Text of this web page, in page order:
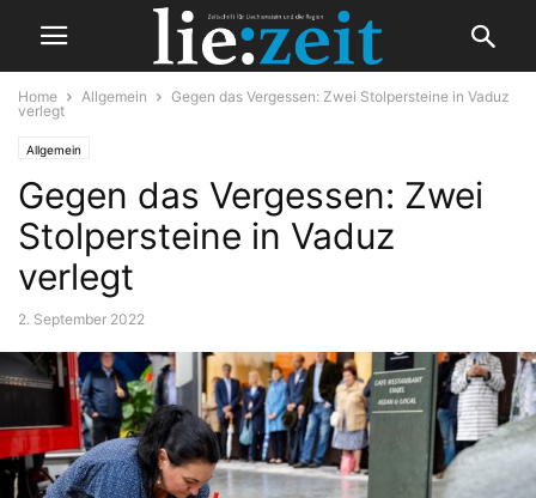
Home Allgemein
Gegen das Vergessen: Zwei Stolpersteine in Vaduz
verlegt
Allgemein
Gegen das Vergessen: Zwei
Stolpersteine in Vaduz
verlegt
2. September 2022